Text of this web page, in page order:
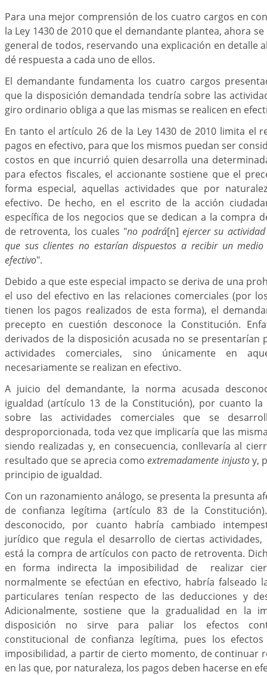
Para una mejor comprensión de los cuatro cargos en
la Ley 1430 de 2010 que el demandante plantea, ahora
general de todos, reservando una explicación en detalle
dé respuesta a cada uno de ellos.
El demandante fundamenta los cuatro cargos
que la disposición demandada tendría sobre las
giro ordinario obliga a que las mismas se realicen en
En tanto el artículo 26 de la Ley 1430 de 2010 limita el
pagos en efectivo, para que los mismos puedan ser
costos en que incurrió quien desarrolla una
para efectos fiscales, el accionante sostiene que el
forma especial, aquellas actividades que por
efectivo. De hecho, en el escrito de la acción
específica de los negocios que se dedican a la compra
de retroventa, los cuales "no podrá[n] ejercer su
que sus clientes no estarían dispuestos a recibir un
efectivo".
Debido a que este especial impacto se deriva de una
el uso del efectivo en las relaciones comerciales (por
tienen los pagos realizados de esta forma), el
precepto en cuestión desconoce la Constitución.
derivados de la disposición acusada no se presentarían
actividades comerciales, sino únicamente en
necesariamente se realizan en efectivo.
A juicio del demandante, la norma acusada
igualdad (artículo 13 de la Constitución), por cuanto
sobre las actividades comerciales que se
desproporcionada, toda vez que implicaría que las
siendo realizadas y, en consecuencia, conllevaría al
resultado que se aprecia comoextremadamente injustoy,
principio de igualdad.
Con un razonamiento análogo, se presenta la presunta
de confianza legítima (artículo 83 de la
desconocido, por cuanto habría cambiado
jurídico que regula el desarrollo de ciertas
está la compra de artículos con pacto de retroventa.
en forma indirecta la imposibilidad de realizar
normalmente se efectúan en efectivo, habría falseado
particulares tenían respecto de las deducciones y
Adicionalmente, sostiene que la gradualidad en la
disposición no sirve para paliar los efectos
constitucional de confianza legítima, pues los
imposibilidad, a partir de cierto momento, de continuar
en las que, por naturaleza, los pagos deben hacerse en